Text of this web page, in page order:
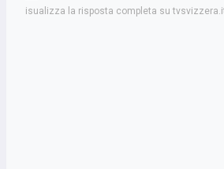
isualizza la risposta completa su